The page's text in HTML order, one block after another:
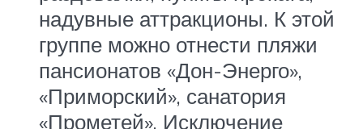
надувные аттракционы. К этой
группе можно отнести пляжи
пансионатов «Дон-Энерго»,
«Приморский», санатория
«Прометей». Исключение